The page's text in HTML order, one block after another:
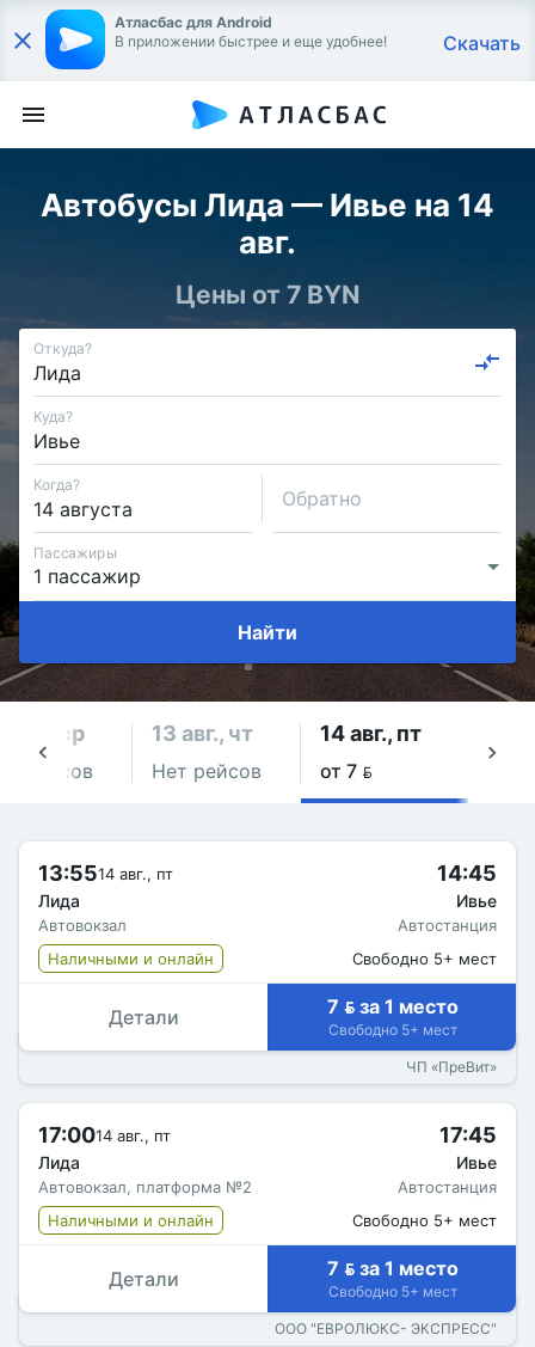
Атласбас для Android
В приложении быстрее и еще удобнее!
Скачать
Автобусы Лида — Ивье на 14
авг.
Цены от 7 BYN
Откуда?
Куда?
Когда?
Обратно
Пассажиры
Найти
авг., ср
рейсов
13 авг., чт
Нет рейсов
14 авг., пт
от 7 
13:5514 авг., пт
Лида
Автовокзал
14:45
Ивье
Автостанция
Наличными и онлайн
Свободно 5+ мест
Детали 7  за 1 место
Свободно 5+ мест
ЧП «ПреВит»
17:0014 авг., пт
Лида
Автовокзал, платформа №2
17:45
Ивье
Автостанция
Наличными и онлайн
Свободно 5+ мест
Детали 7  за 1 место
Свободно 5+ мест
ООО "ЕВРОЛЮКС- ЭКСПРЕСС"